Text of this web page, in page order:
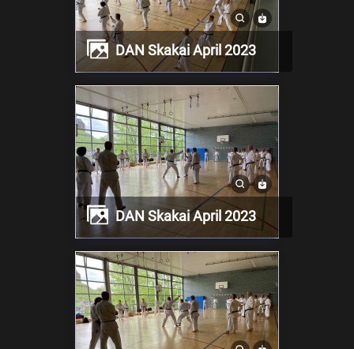
DAN Skakai April 2023
DAN Skakai April 2023